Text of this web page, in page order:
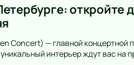
откройте
Concert) — главной концертной
интерьер ждут вас на